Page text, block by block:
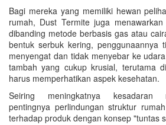
Bagi mereka yang memiliki hewan
rumah, Dust Termite juga
dibanding metode berbasis gas atau
bentuk serbuk kering, penggunaannya
menyengat dan tidak menyebar ke
tambah yang cukup krusial, terutama
harus memperhatikan aspek kesehatan.
Seiring meningkatnya kesadaran
pentingnya perlindungan struktur
terhadap produk dengan konsep "tuntas